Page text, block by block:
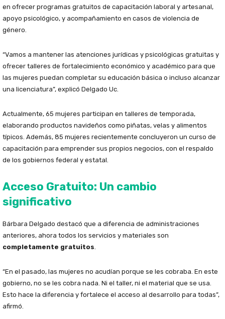
en ofrecer programas gratuitos de capacitación laboral y artesanal,
apoyo psicológico, y acompañamiento en casos de violencia de
género.
“Vamos a mantener las atenciones jurídicas y psicológicas gratuitas y
ofrecer talleres de fortalecimiento económico y académico para que
las mujeres puedan completar su educación básica o incluso alcanzar
una licenciatura”, explicó Delgado Uc.
Actualmente, 65 mujeres participan en talleres de temporada,
elaborando productos navideños como piñatas, velas y alimentos
típicos. Además, 85 mujeres recientemente concluyeron un curso de
capacitación para emprender sus propios negocios, con el respaldo
de los gobiernos federal y estatal.
Acceso Gratuito: Un cambio
significativo
Bárbara Delgado destacó que a diferencia de administraciones
anteriores, ahora todos los servicios y materiales son
completamente gratuitos.
“En el pasado, las mujeres no acudían porque se les cobraba. En este
gobierno, no se les cobra nada. Ni el taller, ni el material que se usa.
Esto hace la diferencia y fortalece el acceso al desarrollo para todas”,
afirmó.